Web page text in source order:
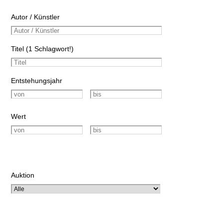
Autor / Künstler
Titel (1 Schlagwort!)
Entstehungsjahr
Wert
Auktion